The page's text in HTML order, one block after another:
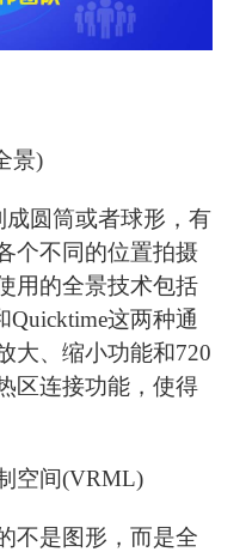
景)
圆筒或者球形，有
个不同的位置拍摄
用的全景技术包括
Quicktime这两种通
大、缩小功能和720
区连接功能，使得
空间(VRML)
不是图形，而是全